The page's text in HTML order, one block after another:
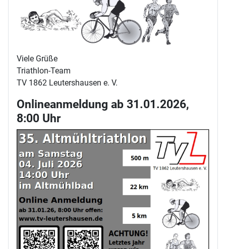
Viele Grüße
Triathlon-Team
TV 1862 Leutershausen e. V.
Onlineanmeldung ab 31.01.2026,
8:00 Uhr